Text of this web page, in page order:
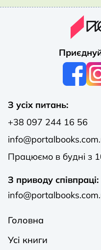
З усіх питань:
+38 097 244 16 56
Працюємо в будні з
З приводу співпраці:
Головна
Усі книги